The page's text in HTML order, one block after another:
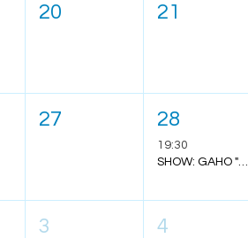
20 21
27 28
19:30
SHOW: GAHO "TO MARS TOUR" - BELÉM
3 4